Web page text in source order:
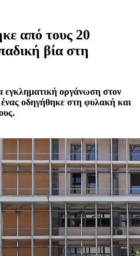
από τους 20
βία στη
εγκληματική οργάνωση στον
οδηγήθηκε στη φυλακή και